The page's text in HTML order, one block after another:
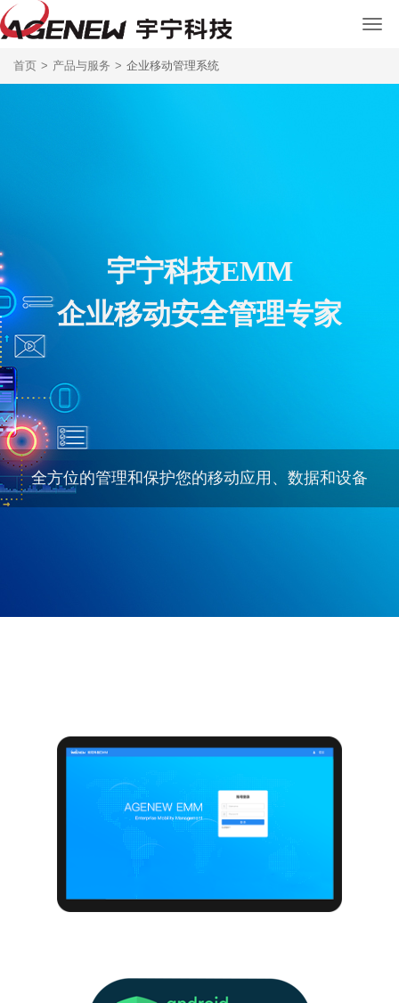
首页 > 产品与服务 > 企业移动管理系统
宇宁科技EMM
企业移动安全管理专家
全方位的管理和保护您的移动应用、数据和设备